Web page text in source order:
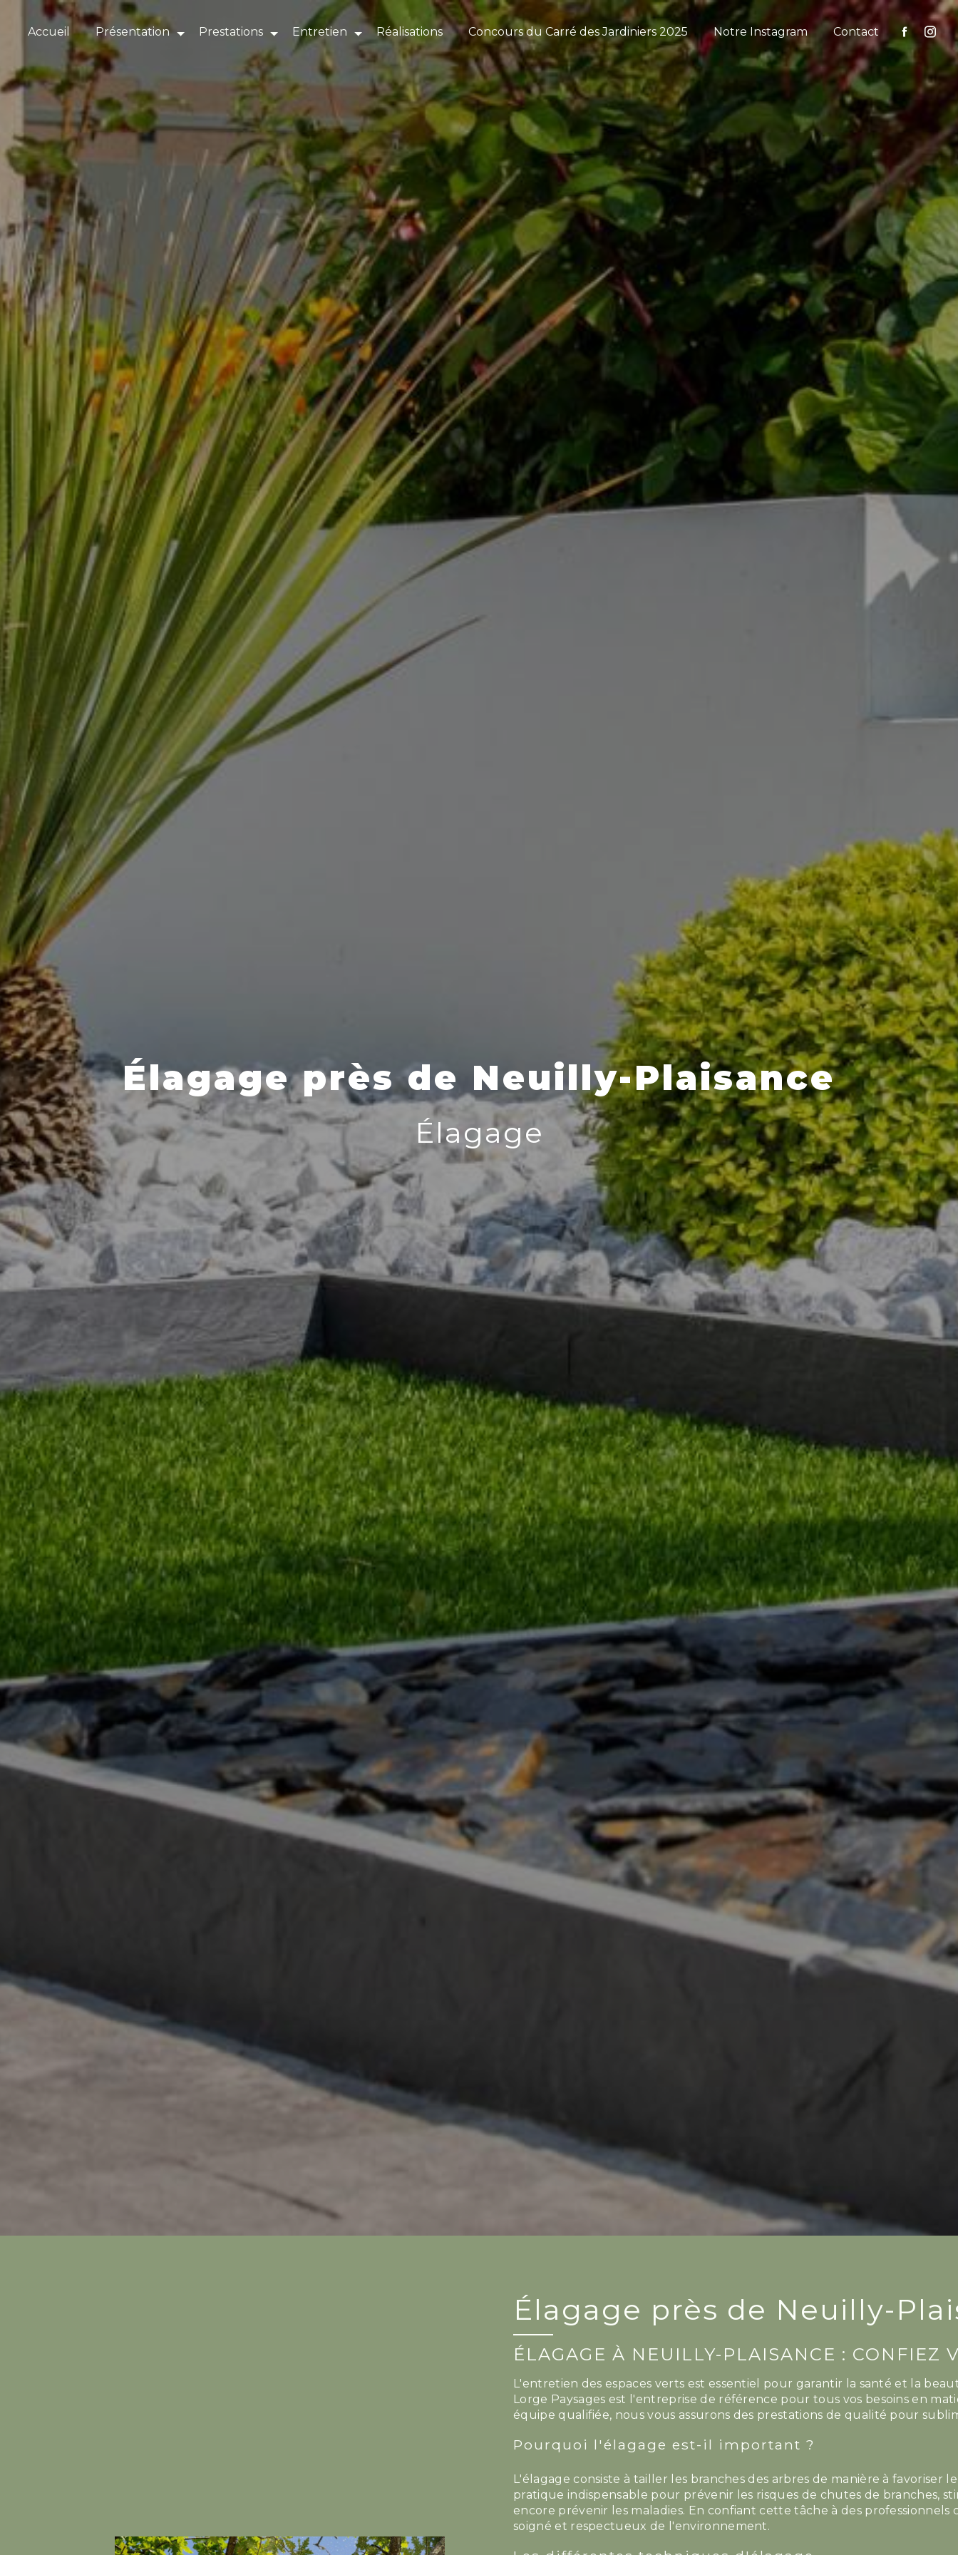
Accueil Présentation Prestations Entretien Réalisations Concours du Carré des Jardiniers 2025 Notre Instagram Contact
Élagage près de Neuilly-Plaisance
Élagage
Élagage près de Neuilly-
ÉLAGAGE À NEUILLY-PLAISANCE : CONFIEZ
L'entretien des espaces verts est essentiel pour garantir la santé et la
Lorge Paysages est l'entreprise de référence pour tous vos besoins en
équipe qualifiée, nous vous assurons des prestations de qualité pour
Pourquoi l'élagage est-il important ?
L'élagage consiste à tailler les branches des arbres de manière à
pratique indispensable pour prévenir les risques de chutes de branches,
encore prévenir les maladies. En confiant cette tâche à des professionnels
soigné et respectueux de l'environnement.
Panneau de gestion des cookies